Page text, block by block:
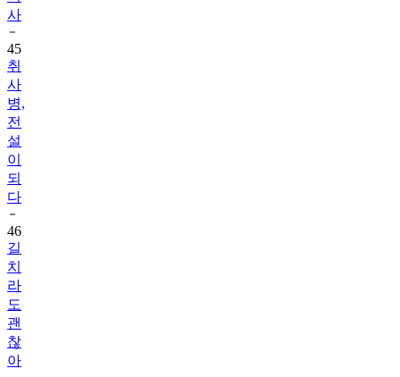
45
취
사
병,
전
설
이
되
다
46
길
치
라
도
괜
찮
아
47